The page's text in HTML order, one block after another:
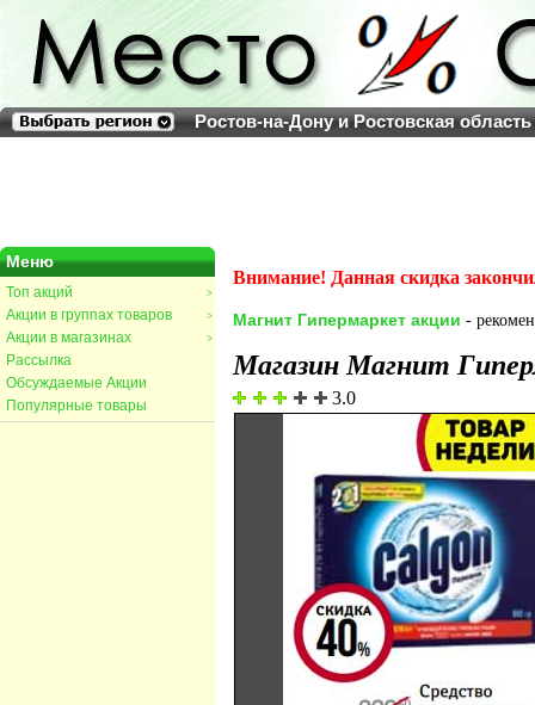
Ростов-на-Дону и Ростовская область
Меню
>
Топ акций
>
Акции в группах товаров
>
Акции в магазинах
Рассылка
Обсуждаемые Акции
Популярные товары
Внимание! Данная скидка
Магнит Гипермаркет акции -
Магазин Магнит
3.0